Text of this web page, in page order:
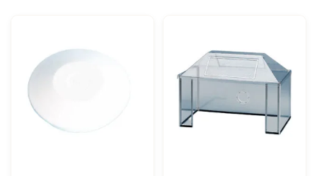
product
heeft
meerdere
variaties.
Deze